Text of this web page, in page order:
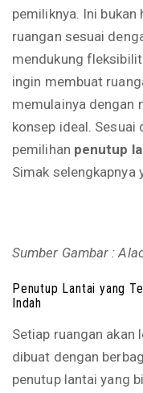
pemiliknya. Ini bukan
ruangan sesuai
mendukung
ingin membuat
memulainya dengan
konsep ideal. Sesuai
pemilihan penutup
Simak selengkapnya
Sumber Gambar :
Penutup Lantai yang
Indah
Setiap ruangan akan
dibuat dengan
penutup lantai yang